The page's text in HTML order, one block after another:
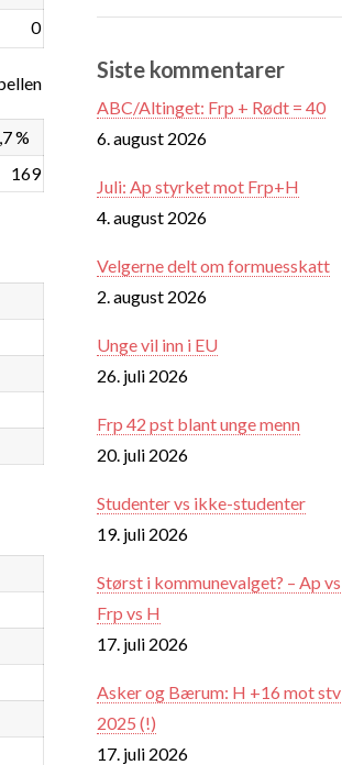
0
%
169
Siste kommentarer
ABC/Altinget: Frp + Rødt = 40
6. august 2026
Juli: Ap styrket mot Frp+H
4. august 2026
Velgerne delt om formuesskatt
2. august 2026
Unge vil inn i EU
26. juli 2026
Frp 42 pst blant unge menn
20. juli 2026
Studenter vs ikke-studenter
19. juli 2026
Størst i kommunevalget? – Ap vs
Frp vs H
17. juli 2026
Asker og Bærum: H +16 mot stv
2025 (!)
17. juli 2026